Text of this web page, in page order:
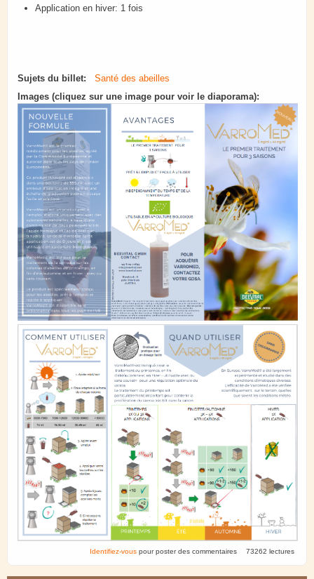
Application en hiver: 1 fois
Sujets du billet:
Santé des abeilles
Images (cliquez sur une image pour voir le diaporama):
Identifiez-vous pour poster des commentaires 73262 lectures